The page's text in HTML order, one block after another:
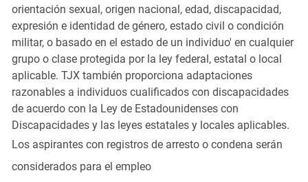
orientación sexual, origen nacional, edad, discapacidad,
expresión e identidad de género, estado civil o condición
militar, o basado en el estado de un individuo' en cualquier
grupo o clase protegida por la ley federal, estatal o local
aplicable. TJX también proporciona adaptaciones
razonables a individuos cualificados con discapacidades
de acuerdo con la Ley de Estadounidenses con
Discapacidades y las leyes estatales y locales aplicables.
Los aspirantes con registros de arresto o condena serán
considerados para el empleo